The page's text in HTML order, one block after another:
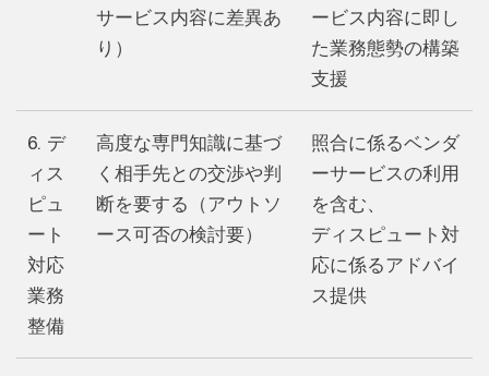
サービス内容に差異あ
り）
ービス内容に即し
た業務態勢の構築
支援
6. デ
ィス
ピュ
ート
対応
業務
整備
高度な専門知識に基づ
く相手先との交渉や判
断を要する（アウトソ
ース可否の検討要）
照合に係るベンダ
ーサービスの利用
を含む、
ディスピュート対
応に係るアドバイ
ス提供